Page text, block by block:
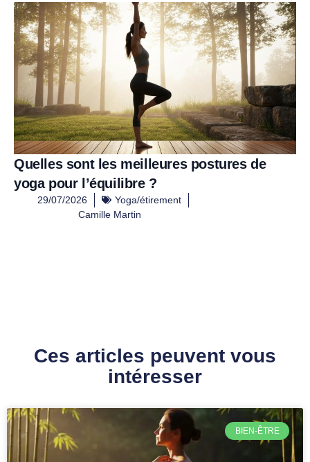
Quelles sont les meilleures postures de
yoga pour l’équilibre ?
29/07/2026
Yoga/étirement
Camille Martin
Ces articles peuvent vous
intéresser
BIEN-ÊTRE